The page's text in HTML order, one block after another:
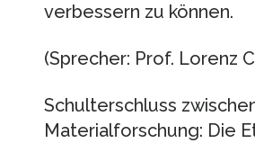
verbessern zu können.
(Sprecher: Prof. Lorenz
Schulterschluss
Materialforschung: Die